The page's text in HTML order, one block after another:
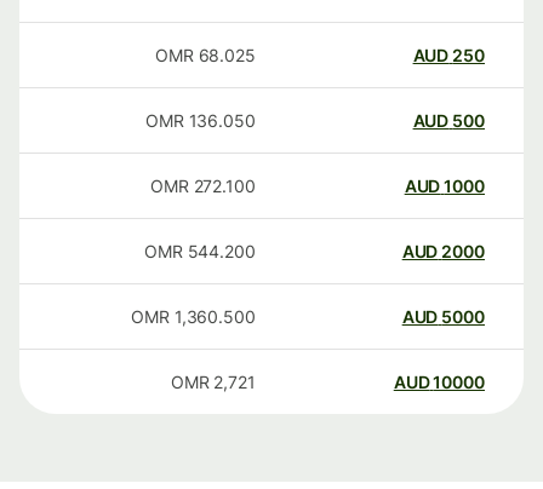
250
AUD
68.025
OMR
500
AUD
136.050
OMR
1000
AUD
272.100
OMR
2000
AUD
544.200
OMR
5000
AUD
1,360.500
OMR
10000
AUD
2,721
OMR